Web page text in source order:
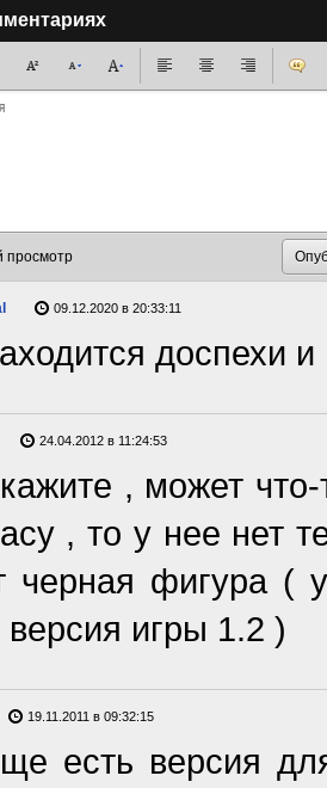
просмотр
09.12.2020 в 20:33:11
доспехи
24.04.2012 в 11:24:53
, может
, то у нее нет
черная фигура (
игры 1.2 )
19.11.2011 в 09:32:15
есть версия